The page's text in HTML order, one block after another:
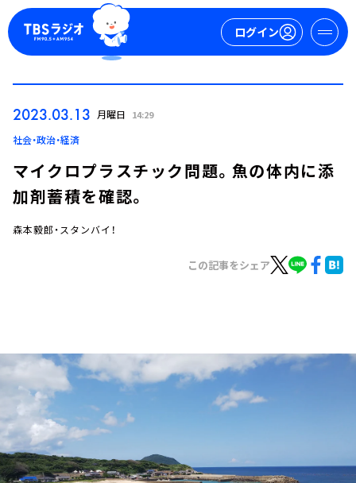
ログイン
お知らせ
イベント・グッズ
YouTube
会社情報
2023.03.13 月曜日 14:29
社会・政治・経済
マイクロプラスチック問題。魚の体内に添
加剤蓄積を確認。
森本毅郎・スタンバイ！
この記事をシェア